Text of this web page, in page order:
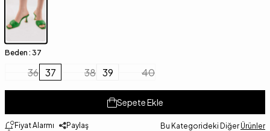
Beden : 37
36 37 38 39 40
Sepete Ekle
Fiyat Alarmı Paylaş Bu Kategorideki Diğer Ürünler